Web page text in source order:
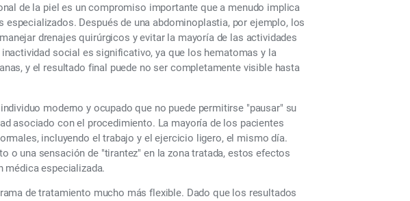
de la piel es un compromiso importante que a menudo implica
Después de una abdominoplastia, por ejemplo, los
drenajes quirúrgicos y evitar la mayoría de las actividades
social es significativo, ya que los hematomas y la
y el resultado final puede no ser completamente visible hasta
moderno y ocupado que no puede permitirse "pausar" su
asociado con el procedimiento. La mayoría de los pacientes
incluyendo el trabajo y el ejercicio ligero, el mismo día.
o una sensación de "tirantez" en la zona tratada, estos efectos
médica especializada.
de tratamiento mucho más flexible. Dado que los resultados